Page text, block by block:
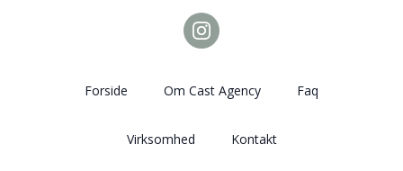
Forside Om Cast Agency Faq
Virksomhed Kontakt